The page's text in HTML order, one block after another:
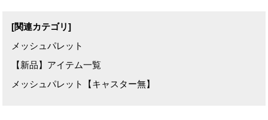
[関連カテゴリ]
メッシュパレット
【新品】アイテム一覧
メッシュパレット【キャスター無】